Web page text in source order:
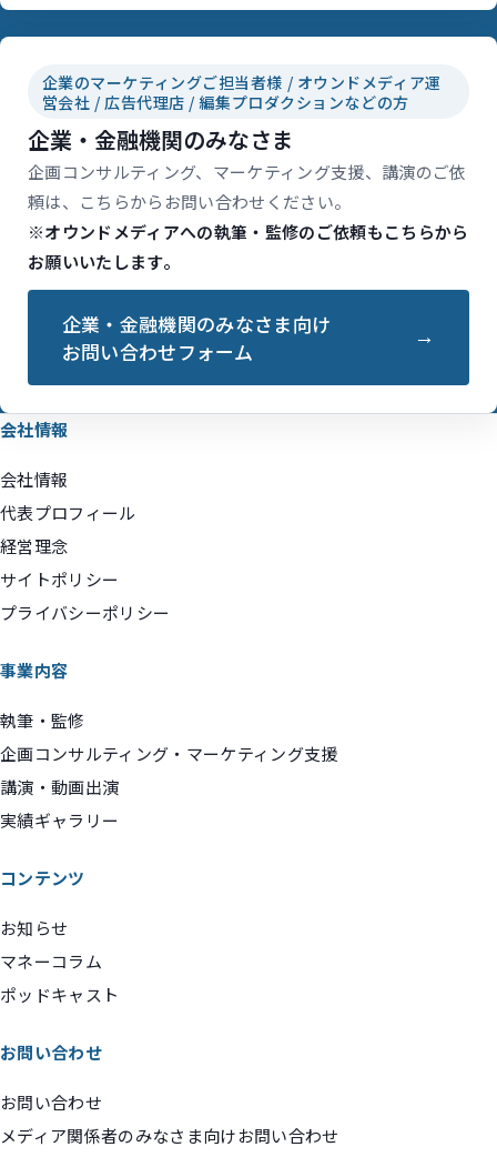
企業のマーケティングご担当者様 / オウンドメディア運
営会社 / 広告代理店 / 編集プロダクションなどの方
企業・金融機関のみなさま
企画コンサルティング、マーケティング支援、講演のご依
頼は、こちらからお問い合わせください。
※オウンドメディアへの執筆・監修のご依頼もこちらから
お願いいたします。
企業・金融機関のみなさま向け
お問い合わせフォーム
会社情報
会社情報
代表プロフィール
経営理念
サイトポリシー
プライバシーポリシー
事業内容
執筆・監修
企画コンサルティング・マーケティング支援
講演・動画出演
実績ギャラリー
コンテンツ
お知らせ
マネーコラム
ポッドキャスト
お問い合わせ
お問い合わせ
メディア関係者のみなさま向けお問い合わせ